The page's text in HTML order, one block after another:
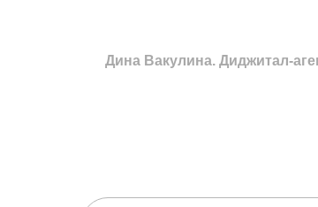
Дина Вакулина. Диджитал-